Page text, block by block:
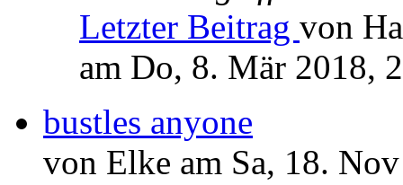
Letzter Beitrag von
am Do, 8. Mär 2018,
bustles anyone
von Elke am Sa, 18.